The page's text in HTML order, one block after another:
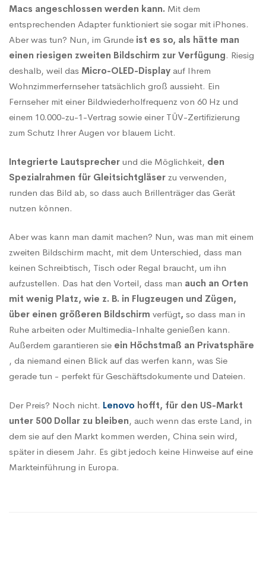
Macs angeschlossen werden kann. Mit dem
entsprechenden Adapter funktioniert sie sogar mit iPhones.
Aber was tun? Nun, im Grunde ist es so, als hätte man
einen riesigen zweiten Bildschirm zur Verfügung. Riesig
deshalb, weil das Micro-OLED-Display auf Ihrem
Wohnzimmerfernseher tatsächlich groß aussieht. Ein
Fernseher mit einer Bildwiederholfrequenz von 60 Hz und
einem 10.000-zu-1-Vertrag sowie einer TÜV-Zertifizierung
zum Schutz Ihrer Augen vor blauem Licht.
Integrierte Lautsprecher und die Möglichkeit, den
Spezialrahmen für Gleitsichtgläser zu verwenden,
runden das Bild ab, so dass auch Brillenträger das Gerät
nutzen können.
Aber was kann man damit machen? Nun, was man mit einem
zweiten Bildschirm macht, mit dem Unterschied, dass man
keinen Schreibtisch, Tisch oder Regal braucht, um ihn
aufzustellen. Das hat den Vorteil, dass man auch an Orten
mit wenig Platz, wie z. B. in Flugzeugen und Zügen,
über einen größeren Bildschirm verfügt, so dass man in
Ruhe arbeiten oder Multimedia-Inhalte genießen kann.
Außerdem garantieren sie ein Höchstmaß an Privatsphäre
, da niemand einen Blick auf das werfen kann, was Sie
gerade tun - perfekt für Geschäftsdokumente und Dateien.
Der Preis? Noch nicht. Lenovo hofft, für den US-Markt
unter 500 Dollar zu bleiben, auch wenn das erste Land, in
dem sie auf den Markt kommen werden, China sein wird,
später in diesem Jahr. Es gibt jedoch keine Hinweise auf eine
Markteinführung in Europa.